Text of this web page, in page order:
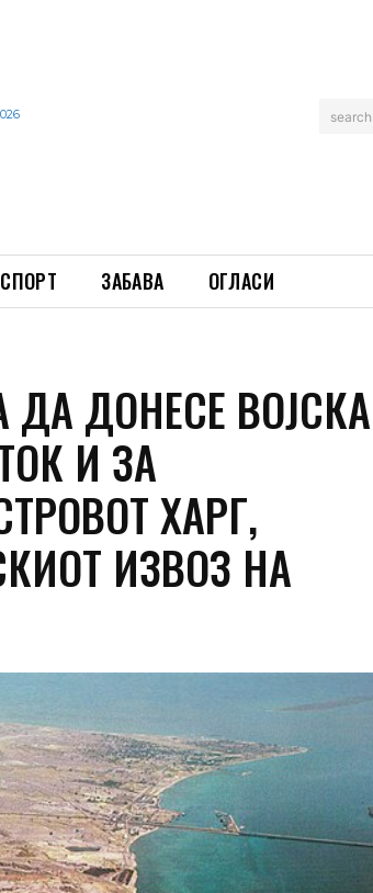
search
СПОРТ ЗАБАВА ОГЛАСИ
ДОНЕСЕ ВОЈСКА
И ЗА
ХАРГ,
ИЗВОЗ НА